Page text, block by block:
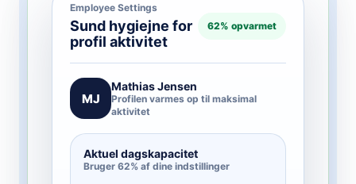
Employee Settings
Sund hygiejne for
profil aktivitet
62% opvarmet
MJ
Mathias Jensen
Profilen varmes op til maksimal
aktivitet
Aktuel dagskapacitet
Bruger 62% af dine indstillinger